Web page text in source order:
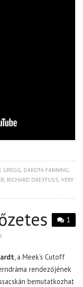
GREGG, DAKOTA FANNING,
, RICHARD DREYFUSS,VERY
1
, a Meek’s Cutoff
rendezőjének
bemutatkozhat